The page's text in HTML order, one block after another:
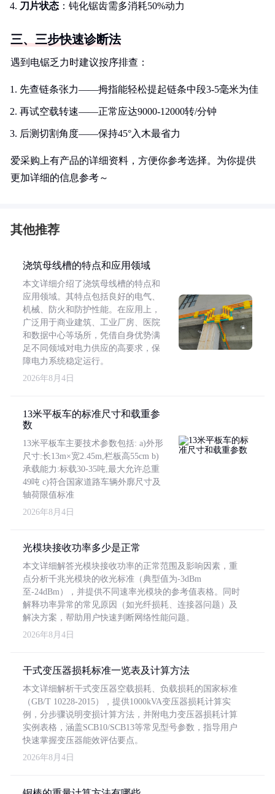
刀片状态 ：钝化锯齿需多消耗50%动力
三、三步快速诊断法
遇到电锯乏力时建议按序排查：
先查链条张力——拇指能轻松提起链条中段3-5毫米为佳
再试空载转速——正常应达9000-12000转/分钟
后测切割角度——保持45°入木最省力
爱采购上有产品的详细资料，方便你参考选择。为你提供
更加详细的信息参考～
其他推荐
浇筑母线槽的特点和应用领域
本文详细介绍了浇筑母线槽的特点和
应用领域。其特点包括良好的电气、
机械、防火和防护性能。在应用上，
广泛用于商业建筑、工业厂房、医院
和数据中心等场所，凭借自身优势满
足不同领域对电力供应的高要求，保
障电力系统稳定运行。
2026年8月4日
13米平板车的标准尺寸和载重参
数
13米平板车主要技术参数包括: a)外形
尺寸:长13m×宽2.45m,栏板高55cm b)
承载能力:标载30-35吨,最大允许总重
49吨 c)符合国家道路车辆外廓尺寸及
轴荷限值标准
2026年8月4日
光模块接收功率多少是正常
本文详细解答光模块接收功率的正常范围及影响因素，重
点分析千兆光模块的收光标准（典型值为-3dBm
至-24dBm），并提供不同速率光模块的参考值表格。同时
解释功率异常的常见原因（如光纤损耗、连接器问题）及
解决方案，帮助用户快速判断网络性能问题。
2026年8月4日
干式变压器损耗标准一览表及计算方法
本文详细解析干式变压器空载损耗、负载损耗的国家标准
（GB/T 10228-2015），提供1000kVA变压器损耗计算实
例，分步骤说明变损计算方法，并附电力变压器损耗计算
实例表格，涵盖SCB10/SCB13等常见型号参数，指导用户
快速掌握变压器能效评估要点。
2026年8月4日